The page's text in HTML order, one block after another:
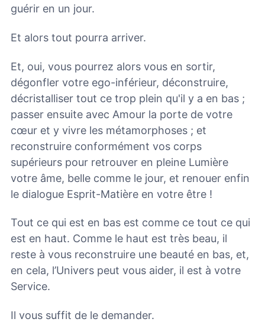
guérir en un jour.
Et alors tout pourra arriver.
Et, oui, vous pourrez alors vous en sortir,
dégonfler votre ego-inférieur, déconstruire,
décristalliser tout ce trop plein qu'il y a en bas ;
passer ensuite avec Amour la porte de votre
cœur et y vivre les métamorphoses ; et
reconstruire conformément vos corps
supérieurs pour retrouver en pleine Lumière
votre âme, belle comme le jour, et renouer enfin
le dialogue Esprit-Matière en votre être !
Tout ce qui est en bas est comme ce tout ce qui
est en haut. Comme le haut est très beau, il
reste à vous reconstruire une beauté en bas, et,
en cela, l’Univers peut vous aider, il est à votre
Service.
Il vous suffit de le demander.